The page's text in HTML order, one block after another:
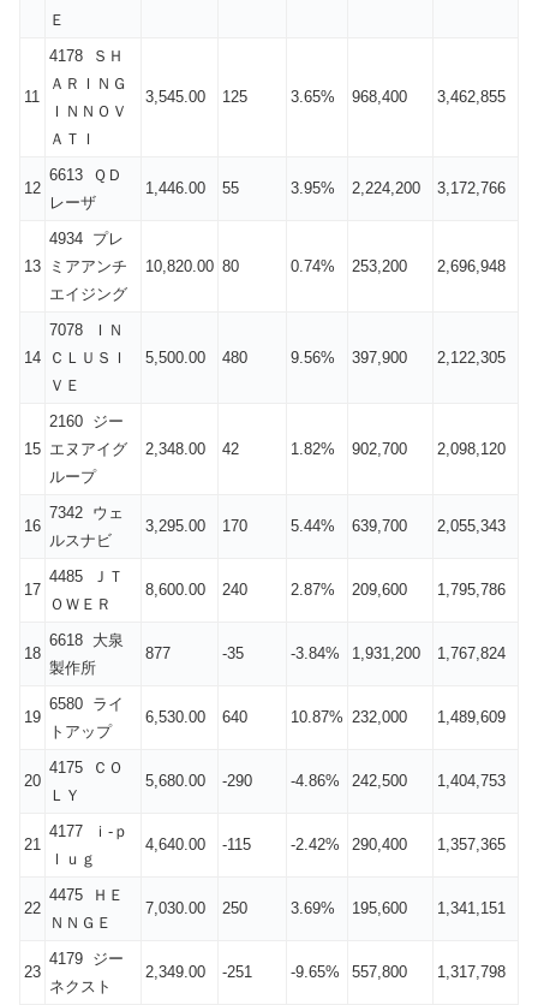
Ｅ
11
4178 ＳＨ
ＡＲＩＮＧ
ＩＮＮＯＶ
ＡＴＩ
3,545.00 125 3.65% 968,400 3,462,855
12
6613 ＱＤ
レーザ
1,446.00 55 3.95% 2,224,200 3,172,766
13
4934 プレ
ミアアンチ
エイジング
10,820.00 80 0.74% 253,200 2,696,948
14
7078 ＩＮ
ＣＬＵＳＩ
ＶＥ
5,500.00 480 9.56% 397,900 2,122,305
15
2160 ジー
エヌアイグ
ループ
2,348.00 42 1.82% 902,700 2,098,120
16
7342 ウェ
ルスナビ
3,295.00 170 5.44% 639,700 2,055,343
17
4485 ＪＴ
ＯＷＥＲ
8,600.00 240 2.87% 209,600 1,795,786
18
6618 大泉
製作所
877 -35 -3.84% 1,931,200 1,767,824
19
6580 ライ
トアップ
6,530.00 640 10.87% 232,000 1,489,609
20
4175 ＣＯ
ＬＹ
5,680.00 -290 -4.86% 242,500 1,404,753
21
4177 ｉ‐ｐ
ｌｕｇ
4,640.00 -115 -2.42% 290,400 1,357,365
22
4475 ＨＥ
ＮＮＧＥ
7,030.00 250 3.69% 195,600 1,341,151
23
4179 ジー
ネクスト
2,349.00 -251 -9.65% 557,800 1,317,798